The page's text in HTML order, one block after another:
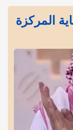
المركزة